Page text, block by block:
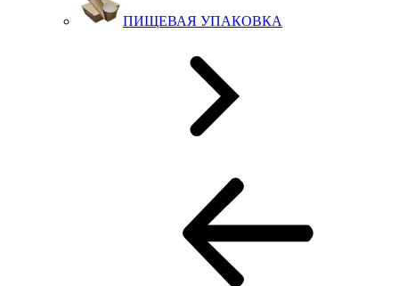
ПИЩЕВАЯ УПАКОВКА